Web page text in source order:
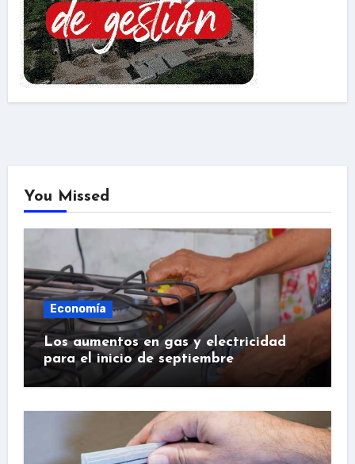
You Missed
Economía
Los aumentos en gas y electricidad
para el inicio de septiembre